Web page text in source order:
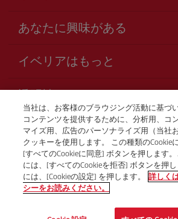
あなたに興味がある
アクセシビリティの宣言
サービスのお約束
Iberia.com サイトマップ
イベリアはもっと
イベリアグループ
株主および投資家向け情報
Iberia の提携航空会社
British Airways
透明性
利用規約
運送約款
ご搭乗者の権利
プログラム Club Iberia の一般規約
iberia.comのご登録規約
お電話での航空券販売
+81 0 3 3298 5238
Tokio
月曜日～金曜日、午前9時～午後5時（スペ
本語）。
© Iberia 2026
当社は、お客様のブラウジング活動に基づ
コンテンツを提供するために、分析用、コ
マイズ用、広告のパーソナライズ用（当社
クッキーを使用します。 この種類のCookie
[すべてのCookieに同意] ボタンを押します
には、[すべてのCookieを拒否] ボタンを押
には、[Cookieの設定] を押します。
詳しく
シーをお読みください。